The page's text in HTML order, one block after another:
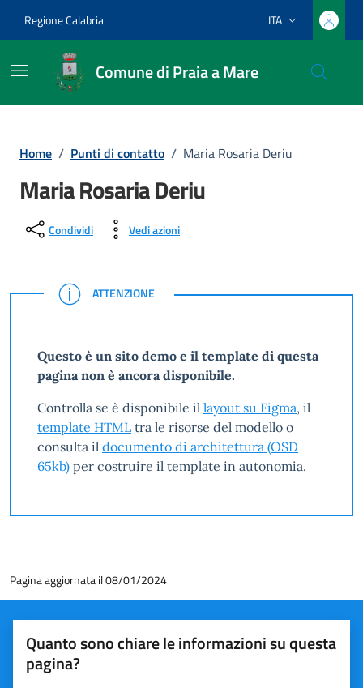
Regione Calabria Lingua attiva:
ITA
Comune di Praia a Mare
Home / Punti di contatto / Maria Rosaria Deriu
Maria Rosaria Deriu
Condividi Vedi azioni
ATTENZIONE
ATTENZIONE
Questo è un sito demo e il template di questa
pagina non è ancora disponibile.
Controlla se è disponibile il layout su Figma, il
template HTML tra le risorse del modello o
consulta il documento di architettura (OSD
65kb) per costruire il template in autonomia.
Pagina aggiornata il 08/01/2024
Quanto sono chiare le informazioni su questa
pagina?